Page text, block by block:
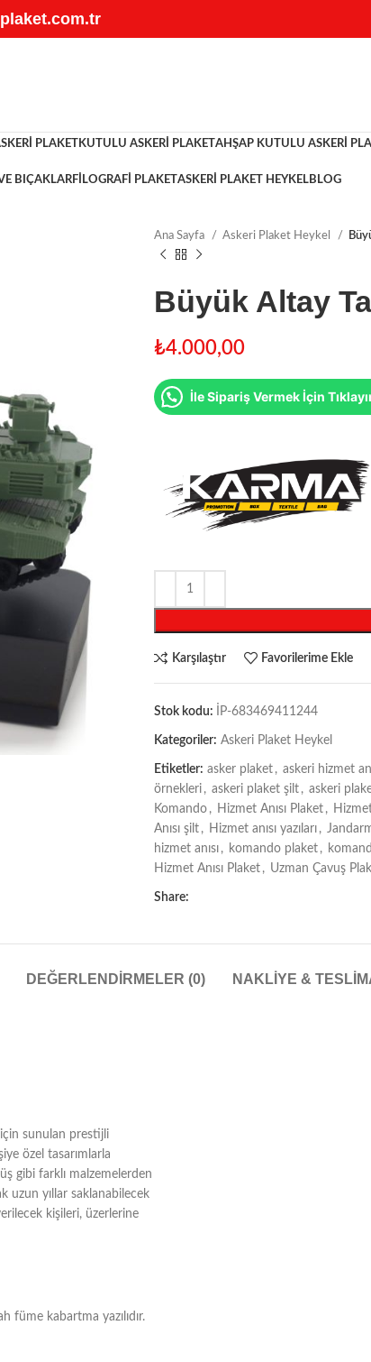
PLAKETKUTULU ASKERI PLAKETAHŞAP KUTULU ASKERI
BIÇAKLARFILOGRAFI PLAKETASKERI PLAKET HEYKELBLOG
Ana Sayfa Askeri Plaket Heykel
Büyük Altay
₺4.000,00
İle Sipariş Vermek İçin
Karşılaştır Favorilerime Ekle
Stok kodu: İP-683469411244
Kategoriler: Askeri Plaket Heykel
Etiketler: asker plaket , askeri hizmet
örnekleri , askeri plaket şilt , askeri
Komando , Hizmet Anısı Plaket ,
Anısı şilt , Hizmet anısı yazıları ,
hizmet anısı , komando plaket ,
Hizmet Anısı Plaket , Uzman Çavuş
Share:
DEĞERLENDIRMELER (0) NAKLIYE &
için sunulan prestijli
özel tasarımlarla
gibi farklı malzemelerden
uzun yıllar saklanabilecek
kişileri, üzerlerine
füme kabartma yazılıdır.